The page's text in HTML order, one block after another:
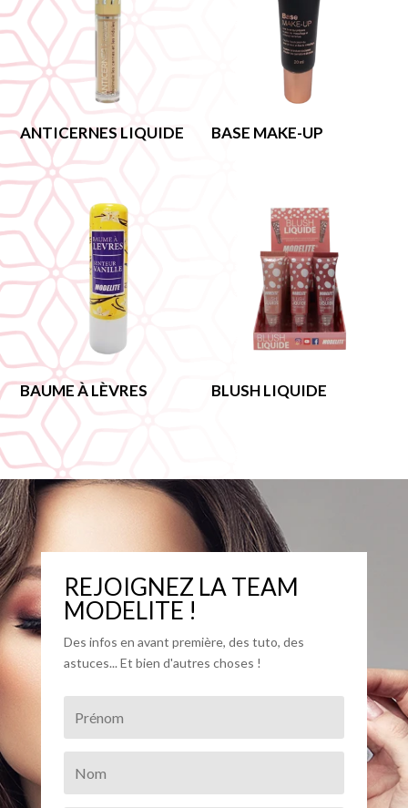
ANTICERNES LIQUIDE BASE MAKE-UP
BAUME À LÈVRES BLUSH LIQUIDE
REJOIGNEZ LA TEAM
MODELITE !
Des infos en avant première, des tuto, des
astuces... Et bien d'autres choses !